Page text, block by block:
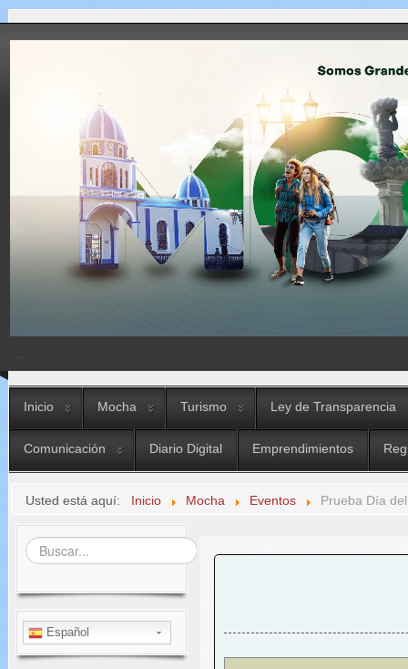
Inicio Mocha Turismo Ley de Transparencia
Comunicación Diario Digital Emprendimientos
Usted está aquí: Inicio Mocha Eventos Prueba Día
Buscar...
Español